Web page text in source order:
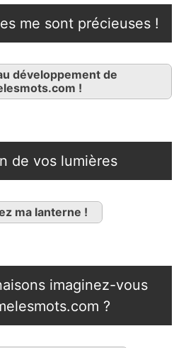
me sont précieuses !
développement de
!
de vos lumières
ma lanterne !
imaginez-vous
?